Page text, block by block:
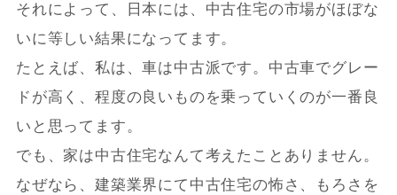
それによって、日本には、中古住宅の市場がほぼな
いに等しい結果になってます。
たとえば、私は、車は中古派です。中古車でグレー
ドが高く、程度の良いものを乗っていくのが一番良
いと思ってます。
でも、家は中古住宅なんて考えたことありません。
なぜなら、建築業界にて中古住宅の怖さ、もろさを